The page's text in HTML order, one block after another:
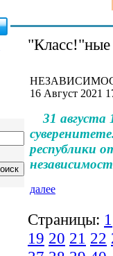
"Класс!"ные
16 Август 2021
31 августа
республики
далее
Страницы: 1
19 20 21 22